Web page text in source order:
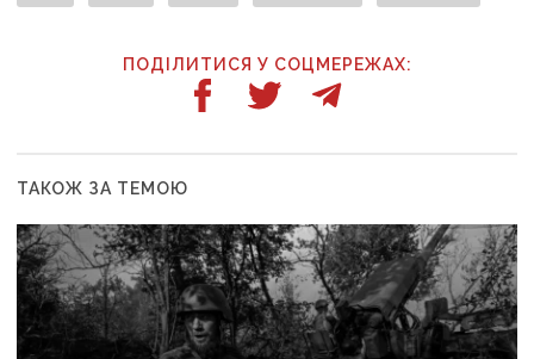
ПОДІЛИТИСЯ У СОЦМЕРЕЖАХ:
ТАКОЖ ЗА ТЕМОЮ